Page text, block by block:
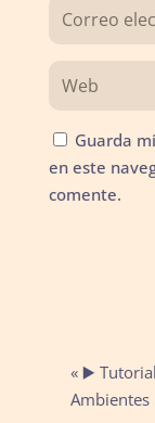
Guarda
en este
comente.
del
Evento
« ▶️
Ambientes